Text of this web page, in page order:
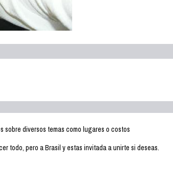
sobre diversos temas como lugares o costos
todo, pero a Brasil y estas invitada a unirte si deseas.